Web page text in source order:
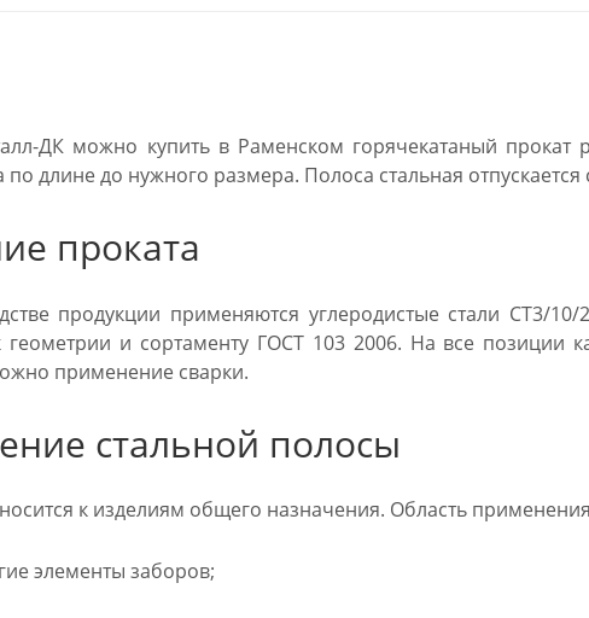
ДК можно купить в Раменском горячекатаный прокат
по длине до нужного размера. Полоса стальная отпускается
проката
продукции применяются углеродистые стали СТ3/10/
геометрии и сортаменту ГОСТ 103 2006. На все позиции
применение сварки.
стальной полосы
к изделиям общего назначения. Область
элементы заборов;